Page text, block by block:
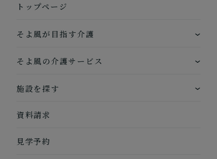
トップページ
そよ風が目指す介護
ワンストップサービス
そよ風の介護サービス
ホームに入居する
施設を探す
地図から探す
資料請求
見学予約